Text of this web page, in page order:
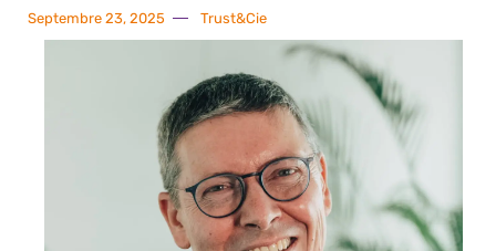
Septembre 23, 2025 Trust&Cie